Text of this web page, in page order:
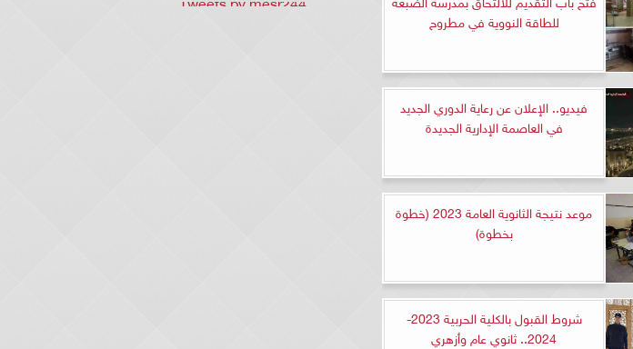
للطاقة النووية في مطروح
فيديو.. الإعلان عن رعاية الدوري الجديد
في العاصمة الإدارية الجديدة
موعد نتيجة الثانوية العامة 2023 (خطوة
بخطوة)
شروط القبول بالكلية الحربية 2023-
2024.. ثانوي عام وأزهري